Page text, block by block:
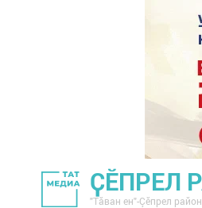
ҪӖПРЕЛ
"Тӑван ен"-Çĕпрел